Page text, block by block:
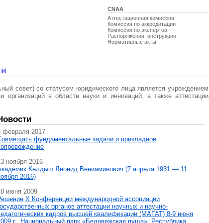
CNAA
Аттестационная комиссия
Комиссия по аккредитации
Комиссия по экспертов
Распоряжения, инструкции
Нормативные акты
совет) со статусом юридического лица является учреждением
организаций в области науки и инноваций, а также аттестации
февраля 2017
фундаментальные задачи и прикладное
ноября 2016
Келдыш Леонид Вениаминович (7 апреля 1931 — 11
2016)
июня 2009
X Конференции международной ассоциации
органов аттестации научных и научно-
кадров высшей квалификации (МАГAT) 8-9 июня
г., Национальный парк «Беловежская пуща», Республика